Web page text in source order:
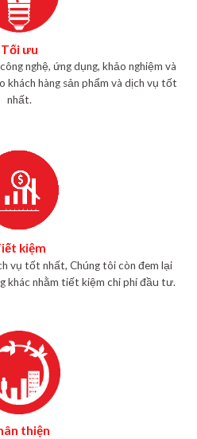
Tối ưu
nghệ, ứng dụng, khảo nghiệm và
khách hàng sản phẩm và dịch vụ tốt
nhất.
kiệm
vụ tốt nhất, Chúng tôi còn đem lại
khác nhằm tiết kiệm chi phí đầu tư.
thiện